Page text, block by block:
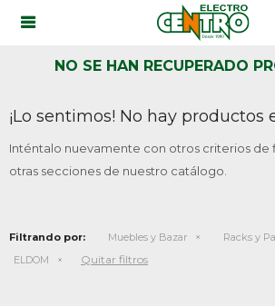

NO SE HAN RECUPERADO
¡Lo sentimos! No hay productos
Inténtalo nuevamente con otros criterios de
otras secciones de nuestro catálogo.
Filtrando por: Muebles y Bazar
Racks y
ELDOM
Quitar filtros